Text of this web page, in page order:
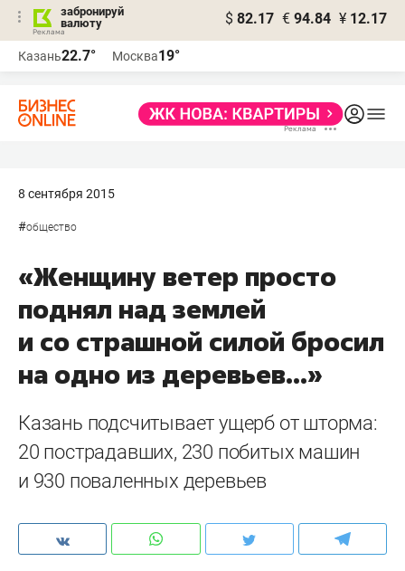
забронируй
валюту
$ 82.17 € 94.84 ¥ 12.17
Казань22.7° Москва19°
8 сентября 2015
#общество
«Женщину ветер просто
поднял над землей
и со страшной силой бросил
на одно из деревьев...»
Казань подсчитывает ущерб от шторма:
20 пострадавших, 230 побитых машин
и 930 поваленных деревьев